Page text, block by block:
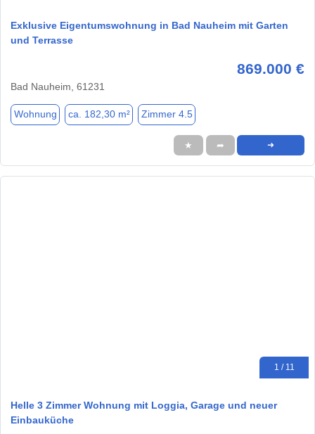
Exklusive Eigentumswohnung in Bad Nauheim mit Garten
und Terrasse
869.000 €
Bad Nauheim, 61231
Wohnung ca. 182,30 m² Zimmer 4.5
★ ➦ ➜
1 / 11
Helle 3 Zimmer Wohnung mit Loggia, Garage und neuer
Einbauküche